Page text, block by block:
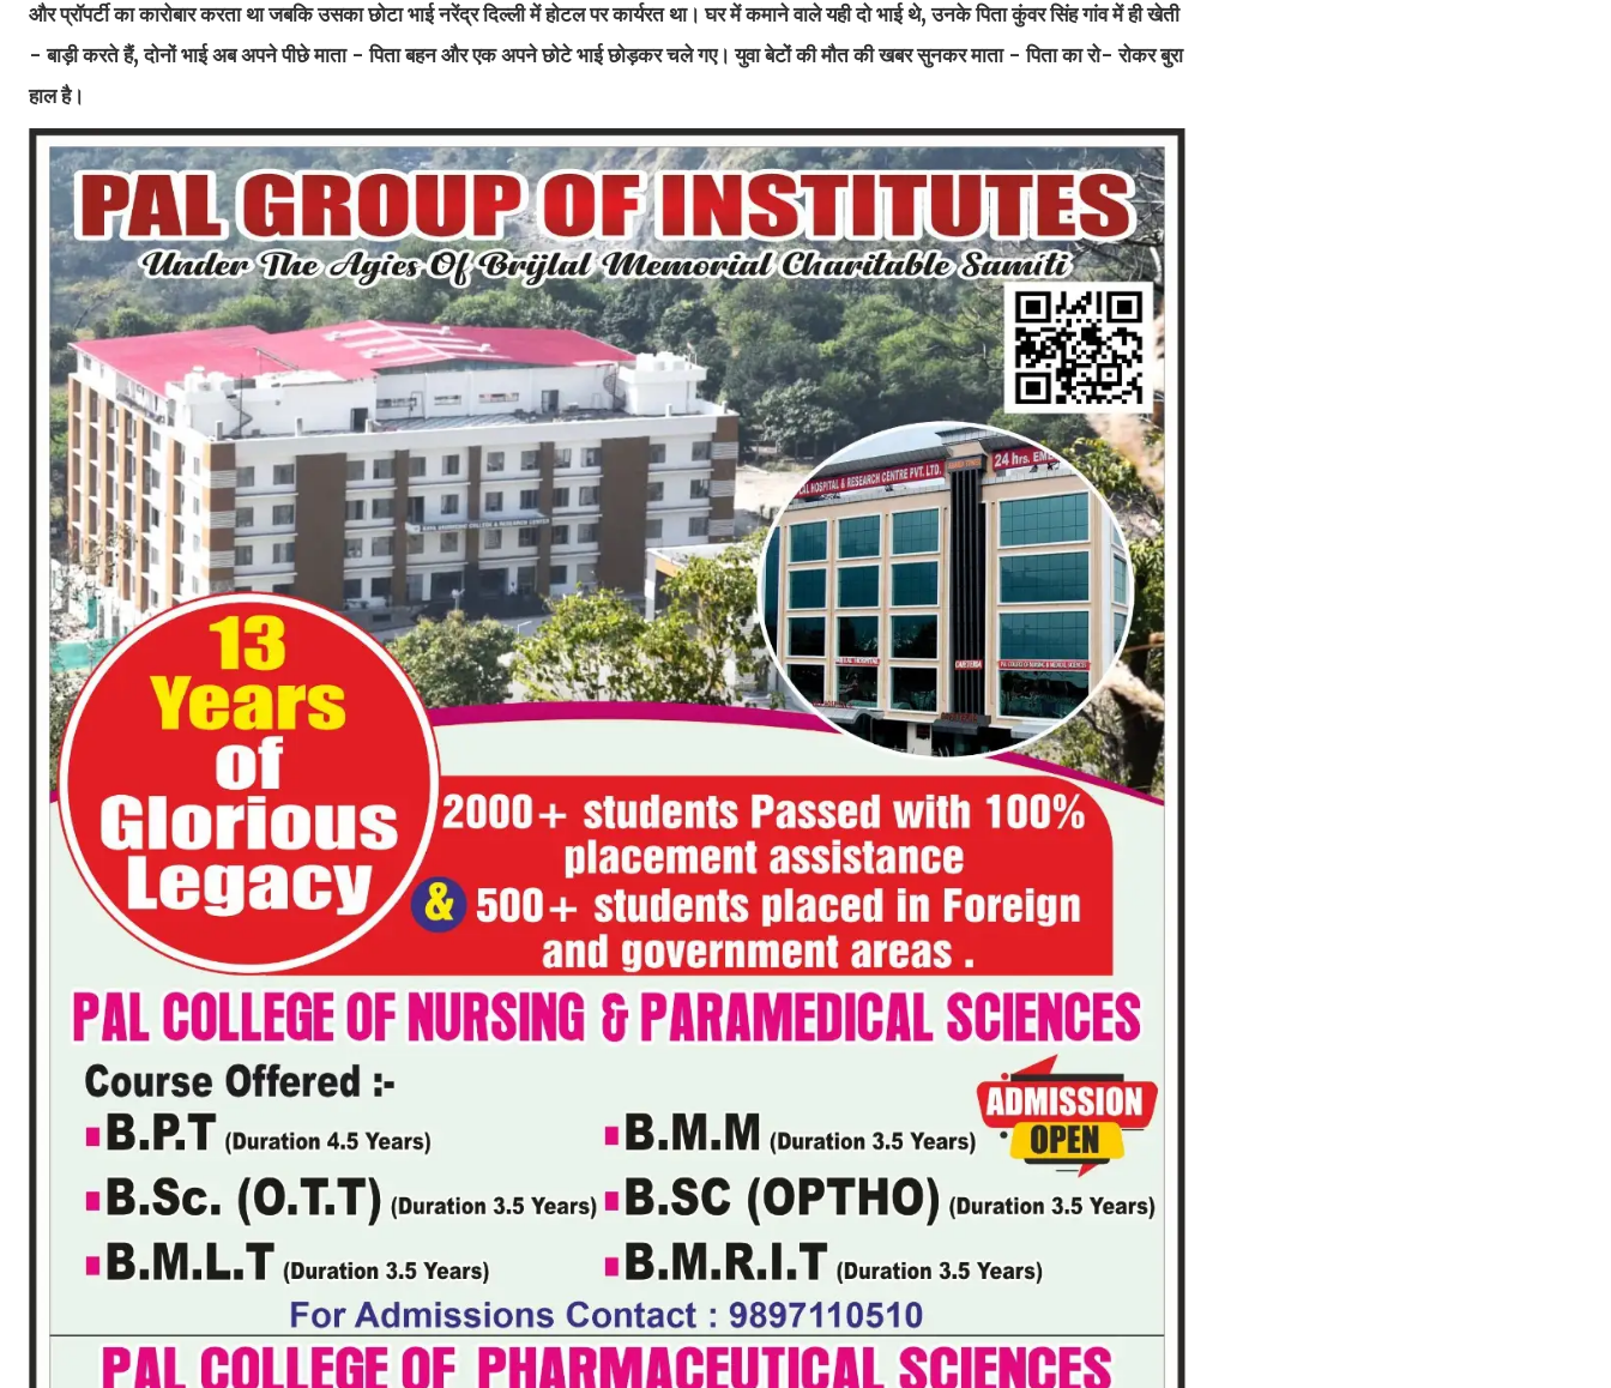
और प्रॉपर्टी का कारोबार करता था जबकि उसका छोटा भाई नरेंद्र दिल्ली में होटल पर कार्यरत था। घर में कमाने वाले यही दो भाई थे, उनके पिता कुंवर सिंह गांव में ही खेती
- बाड़ी करते हैं, दोनों भाई अब अपने पीछे माता - पिता बहन और एक अपने छोटे भाई छोड़कर चले गए। युवा बेटों की मौत की खबर सुनकर माता - पिता का रो- रोकर बुरा
हाल है।